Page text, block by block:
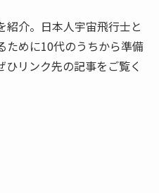
介。日本人宇宙飛行士と
ために10代のうちから準備
リンク先の記事をご覧く